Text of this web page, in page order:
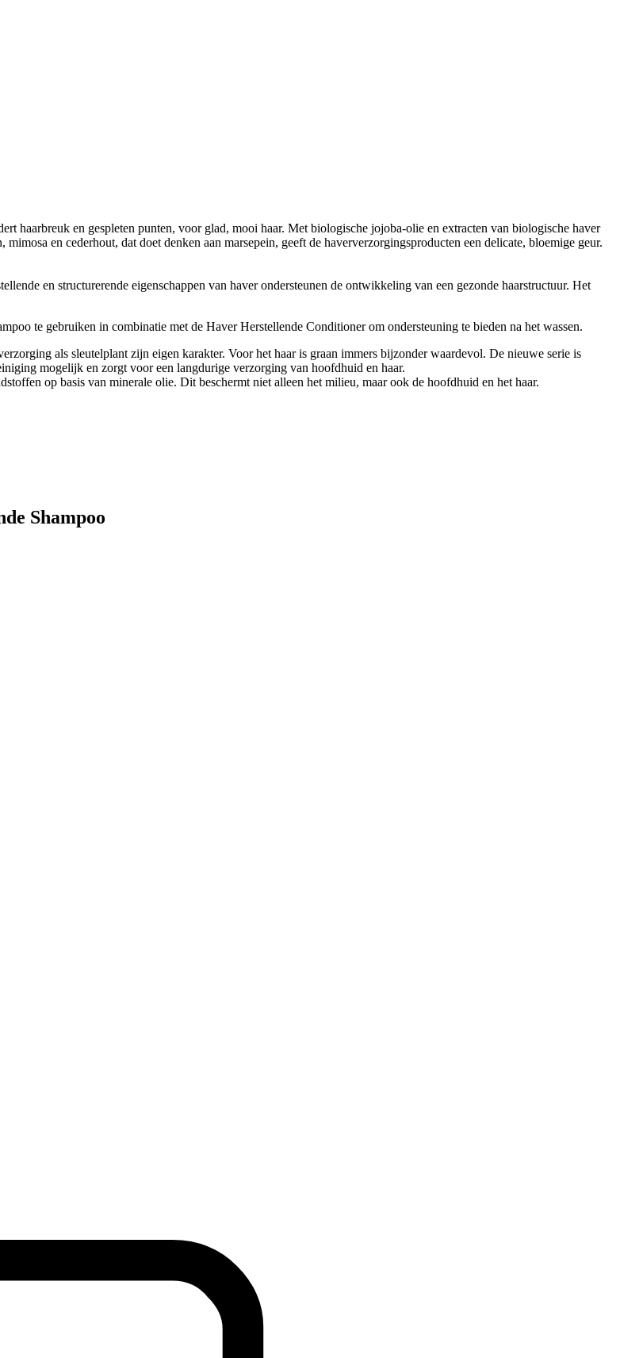
haarbreuk en gespleten punten, voor glad, mooi haar. Met biologische jojoba-olie en extracten van biologische haver
en cederhout, dat doet denken aan marsepein, geeft de haververzorgingsproducten een delicate, bloemige geur.
en structurerende eigenschappen van haver ondersteunen de ontwikkeling van een gezonde haarstructuur. Het
te gebruiken in combinatie met de Haver Herstellende Conditioner om ondersteuning te bieden na het wassen.
als sleutelplant zijn eigen karakter. Voor het haar is graan immers bijzonder waardevol. De nieuwe serie is
mogelijk en zorgt voor een langdurige verzorging van hoofdhuid en haar.
op basis van minerale olie. Dit beschermt niet alleen het milieu, maar ook de hoofdhuid en het haar.
Shampoo